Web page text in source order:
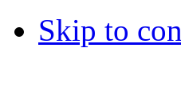
Skip to